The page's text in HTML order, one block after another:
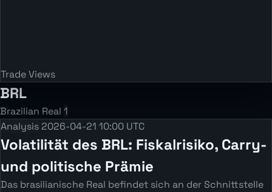
Trade Views
BRL
Brazilian Real 1
Analysis 2026-04-21 10:00 UTC
Volatilität des BRL: Fiskalrisiko, Carry-
und politische Prämie
Das brasilianische Real befindet sich an der Schnittstelle